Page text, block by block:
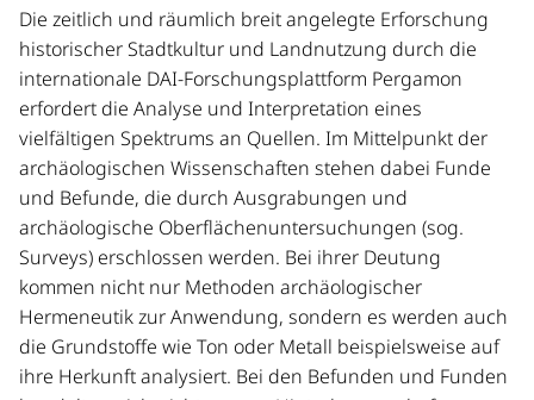
Sondagen durchgeführten Grabungen stehen
gleichbedeutend archäologische
Oberflächenerkundungen bzw. Surveys. Ihrer
Vorbereitung dienen Methoden der Fernerkundung wie
z. B. die Auswertung von Satellitenbildern oder LiDAR.
Eine wesentliche Bereicherung stellen geophysikalische
Prospektionen dar, die abhängig von der
Geländebeschaffenheit und den angewandten
Methoden mehr oder weniger präzise Bilder von
Mauerstrukturen und anderen anthropogenen
Veränderungen im Untergrund liefern können.
Geodäsie und Geomatik liefern computergestützte
Pläne und 3D-Modelle der Topographie und des
Die zeitlich und räumlich breit angelegte Erforschung
historischer Stadtkultur und Landnutzung durch die
internationale DAI-Forschungsplattform Pergamon
erfordert die Analyse und Interpretation eines
vielfältigen Spektrums an Quellen. Im Mittelpunkt der
archäologischen Wissenschaften stehen dabei Funde
und Befunde, die durch Ausgrabungen und
archäologische Oberflächenuntersuchungen (sog.
Surveys) erschlossen werden. Bei ihrer Deutung
kommen nicht nur Methoden archäologischer
Hermeneutik zur Anwendung, sondern es werden auch
die Grundstoffe wie Ton oder Metall beispielsweise auf
ihre Herkunft analysiert. Bei den Befunden und Funden